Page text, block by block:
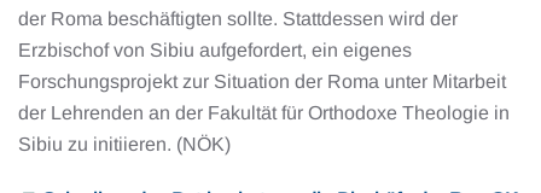
der Roma beschäftigten sollte. Stattdessen wird der
Erzbischof von Sibiu aufgefordert, ein eigenes
Forschungsprojekt zur Situation der Roma unter Mitarbeit
der Lehrenden an der Fakultät für Orthodoxe Theologie in
Sibiu zu initiieren. (NÖK)